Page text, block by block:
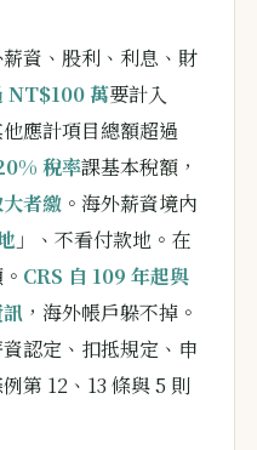
資、股利、利息、財
NT$100 萬要計入
應計項目總額超過
稅率課基本稅額，
者繳 。海外薪資境內
」、不看付款地。在
CRS 自 109 年起與
，海外帳戶躲不掉。
認定、扣抵規定、申
第 12、13 條與 5 則